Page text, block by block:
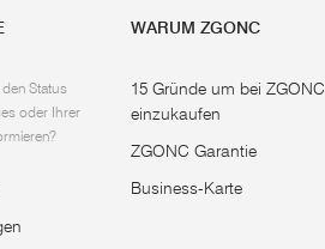
Status
oder Ihrer
WARUM ZGONC
15 Gründe um bei ZGONC
einzukaufen
ZGONC Garantie
Business-Karte